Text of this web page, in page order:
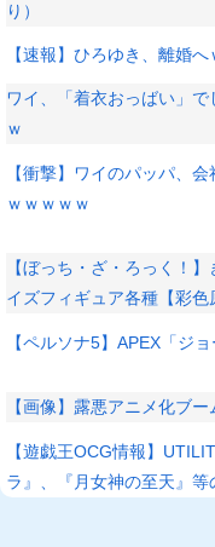
り）
【速報】ひろゆき、離婚へ
ワイ、「着衣おっばい」
ｗ
【衝撃】ワイのパッパ、
ｗｗｗｗｗ
【ぼっち・ざ・ろっく！
イズフィギュア各種【彩色
【ペルソナ5】APEX「ジ
【画像】露悪アニメ化ブ
【遊戯王OCG情報】
ラ』、『月女神の至天』等